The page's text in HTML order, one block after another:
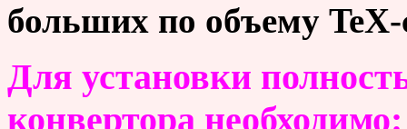
больших по объему TeX-
Для установки
конвертора необходимо: